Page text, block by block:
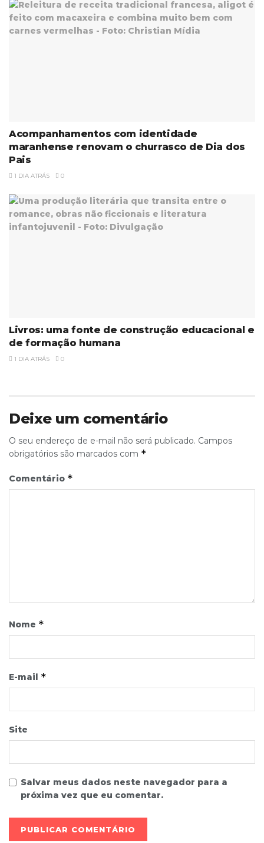
Acompanhamentos com identidade
maranhense renovam o churrasco de Dia dos
Pais
1 DIA ATRÁS 0
Livros: uma fonte de construção educacional e
de formação humana
1 DIA ATRÁS 0
Deixe um comentário
O seu endereço de e-mail não será publicado. Campos
obrigatórios são marcados com *
Comentário *
Nome *
E-mail *
Site
Salvar meus dados neste navegador para a
próxima vez que eu comentar.